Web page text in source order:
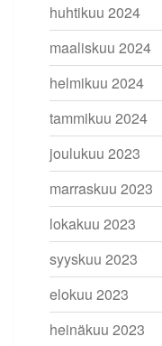
huhtikuu 2024
maaliskuu 2024
helmikuu 2024
tammikuu 2024
joulukuu 2023
marraskuu 2023
lokakuu 2023
syyskuu 2023
elokuu 2023
heinäkuu 2023